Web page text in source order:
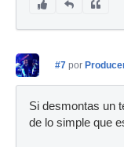
#7 por
Si desmontas un
de lo simple que